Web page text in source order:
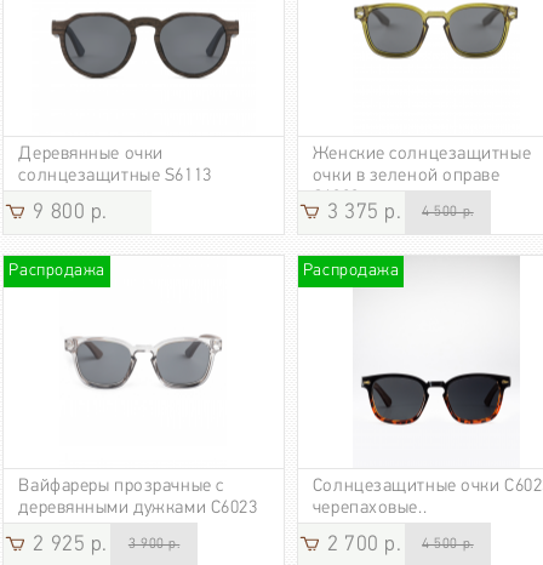
Деревянные очки
солнцезащитные S6113
9 800 р.
Женские солнцезащитные
очки в зеленой оправе
C6023grn
3 375 р. 4 500 р.
Распродажа
Вайфареры прозрачные с
деревянными дужками C6023
2 925 р. 3 900 р.
Распродажа
Солнцезащитные очки
черепаховые..
2 700 р. 4 500 р.